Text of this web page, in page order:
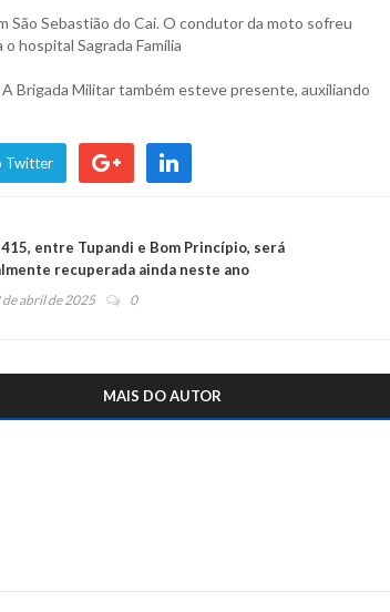
São Sebastião do Caí. O condutor da moto sofreu
hospital Sagrada Família
Brigada Militar também esteve presente, auxiliando
Twitter
415, entre Tupandi e Bom Princípio, será
recuperada ainda neste ano
de abril de 2025 0
MAIS DO AUTOR